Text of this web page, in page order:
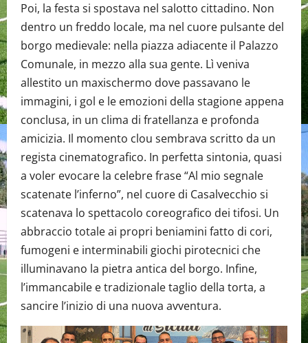
Poi, la festa si spostava nel salotto cittadino. Non
dentro un freddo locale, ma nel cuore pulsante del
borgo medievale: nella piazza adiacente il Palazzo
Comunale, in mezzo alla sua gente. Lì veniva
allestito un maxischermo dove passavano le
immagini, i gol e le emozioni della stagione appena
conclusa, in un clima di fratellanza e profonda
amicizia. Il momento clou sembrava scritto da un
regista cinematografico. In perfetta sintonia, quasi
a voler evocare la celebre frase “Al mio segnale
scatenate l’inferno”, nel cuore di Casalvecchio si
scatenava lo spettacolo coreografico dei tifosi. Un
abbraccio totale ai propri beniamini fatto di cori,
fumogeni e interminabili giochi pirotecnici che
illuminavano la pietra antica del borgo. Infine,
l’immancabile e tradizionale taglio della torta, a
sancire l’inizio di una nuova avventura.